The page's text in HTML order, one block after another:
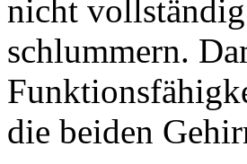
nicht vollständig
schlummern.
die beiden